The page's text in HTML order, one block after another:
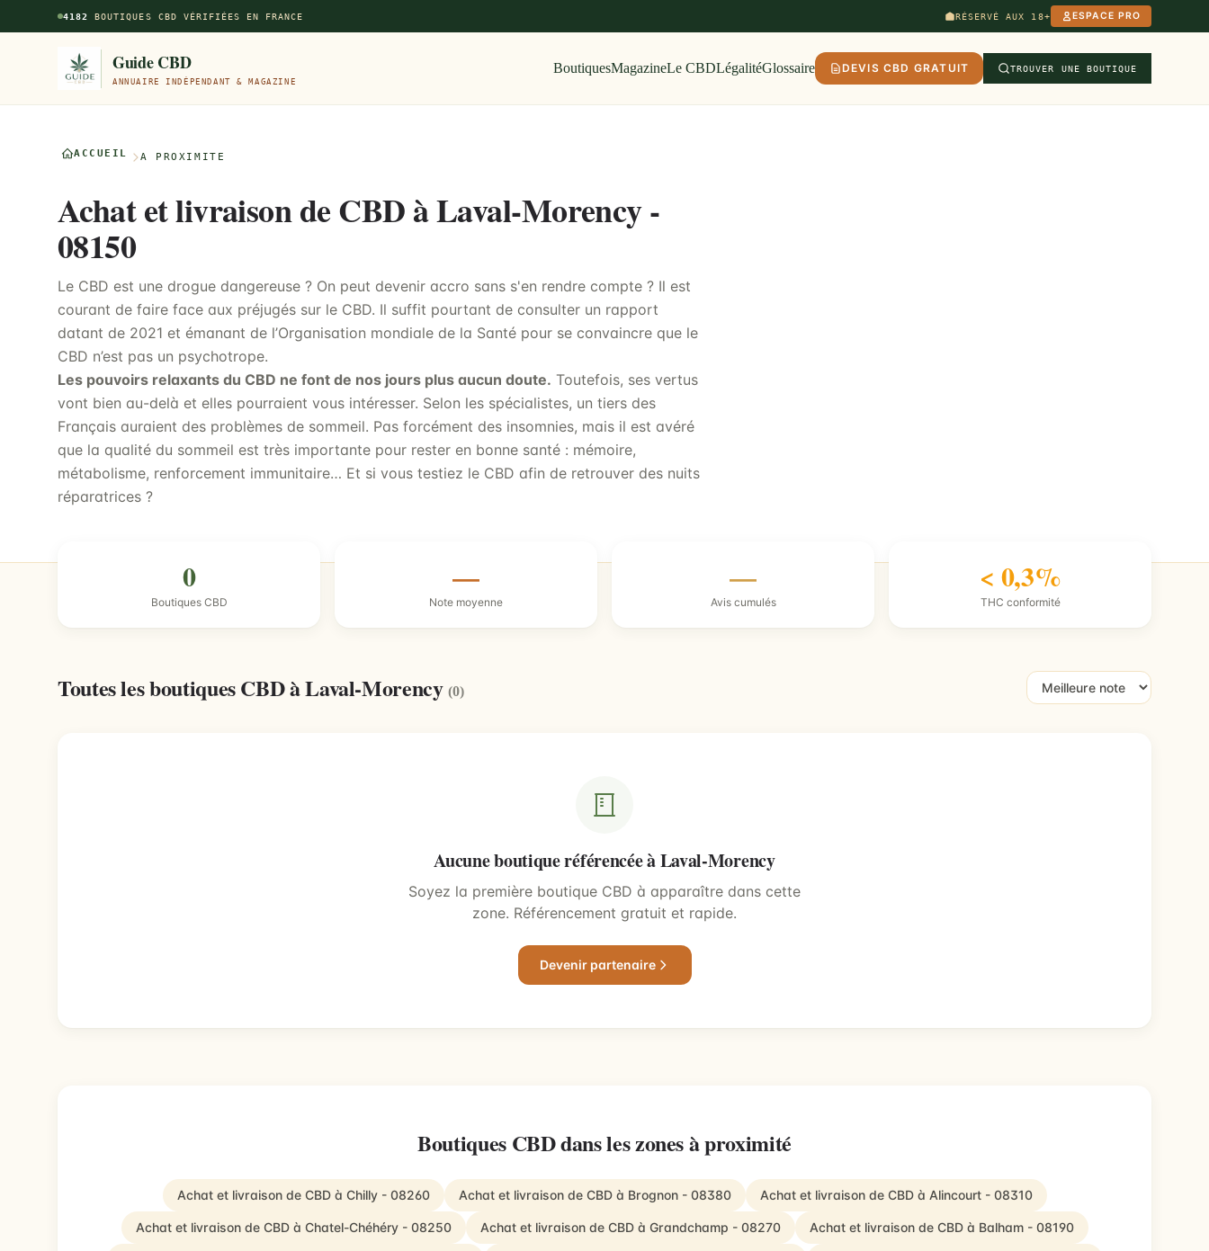
Aller au contenu principal
4182 BOUTIQUES CBD VÉRIFIÉES EN FRANCE RÉSERVÉ AUX 18+ ESPACE PRO
Guide CBD
ANNUAIRE INDÉPENDANT & MAGAZINE
BoutiquesMagazineLe CBDLégalitéGlossaire DEVIS CBD GRATUIT TROUVER UNE BOUTIQUE
ACCUEIL À PROXIMITÉ
Achat et livraison de CBD à Laval-Morency -
08150
Le CBD est une drogue dangereuse ? On peut devenir accro sans s'en rendre compte ? Il est
courant de faire face aux préjugés sur le CBD. Il suffit pourtant de consulter un rapport
datant de 2021 et émanant de l’Organisation mondiale de la Santé pour se convaincre que le
CBD n’est pas un psychotrope.
Les pouvoirs relaxants du CBD ne font de nos jours plus aucun doute. Toutefois, ses vertus
vont bien au-delà et elles pourraient vous intéresser. Selon les spécialistes, un tiers des
Français auraient des problèmes de sommeil. Pas forcément des insomnies, mais il est avéré
que la qualité du sommeil est très importante pour rester en bonne santé : mémoire,
métabolisme, renforcement immunitaire… Et si vous testiez le CBD afin de retrouver des nuits
réparatrices ?
0
Boutiques CBD
—
Note moyenne
—
Avis cumulés
< 0,3%
THC conformité
Toutes les boutiques CBD à Laval-Morency(0)
Aucune boutique référencée à Laval-Morency
Soyez la première boutique CBD à apparaître dans cette
zone. Référencement gratuit et rapide.
Devenir partenaire
Boutiques CBD dans les zones à proximité
Achat et livraison de CBD à Chilly - 08260 Achat et livraison de CBD à Brognon - 08380 Achat et livraison de CBD à Alincourt - 08310
Achat et livraison de CBD à Chatel-Chéhéry - 08250 Achat et livraison de CBD à Grandchamp - 08270 Achat et livraison de CBD à Balham - 08190